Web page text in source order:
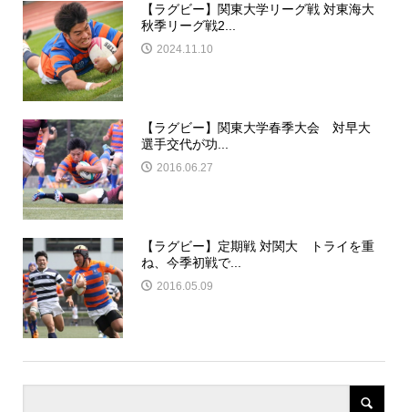
【ラグビー】関東大学リーグ戦 対東海大
秋季リーグ戦2...
2024.11.10
【ラグビー】関東大学春季大会 対早大
選手交代が功...
2016.06.27
【ラグビー】定期戦 対関大 トライを重
ね、今季初戦で...
2016.05.09